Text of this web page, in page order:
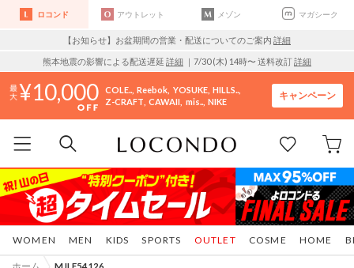
ロコンド アウトレット メゾン マガシーク
【お知らせ】お盆期間の営業・配送についてのご案内 詳細
熊本地震の影響による配送遅延 詳細 ｜7/30 (木) 14時〜 送料改訂詳細
10,000 COLE.. Reebok YOSUKE HILLS..
Z-CRAFT CAWAII mis.. NIKE
キャンペーン
WOMEN MEN KIDS SPORTS COSME HOME
OUTLET
ホーム MJLF54126